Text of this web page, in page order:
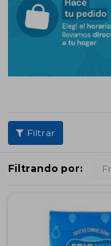
Filtrando por: